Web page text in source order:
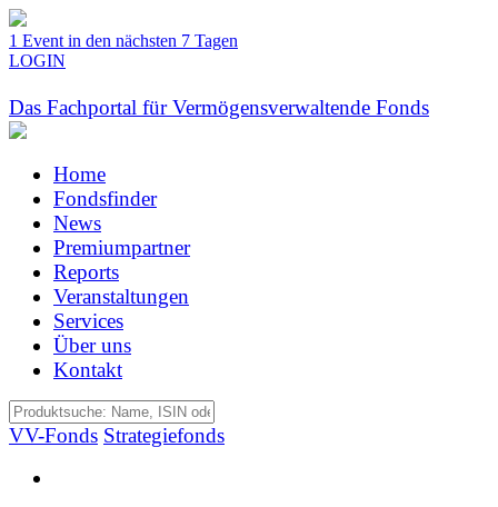
1 Event in den nächsten 7 Tagen
LOGIN
Das Fachportal für Vermögensverwaltende Fonds
Home
Fondsfinder
News
Premiumpartner
Reports
Veranstaltungen
Services
Über uns
Kontakt
VV-Fonds Strategiefonds